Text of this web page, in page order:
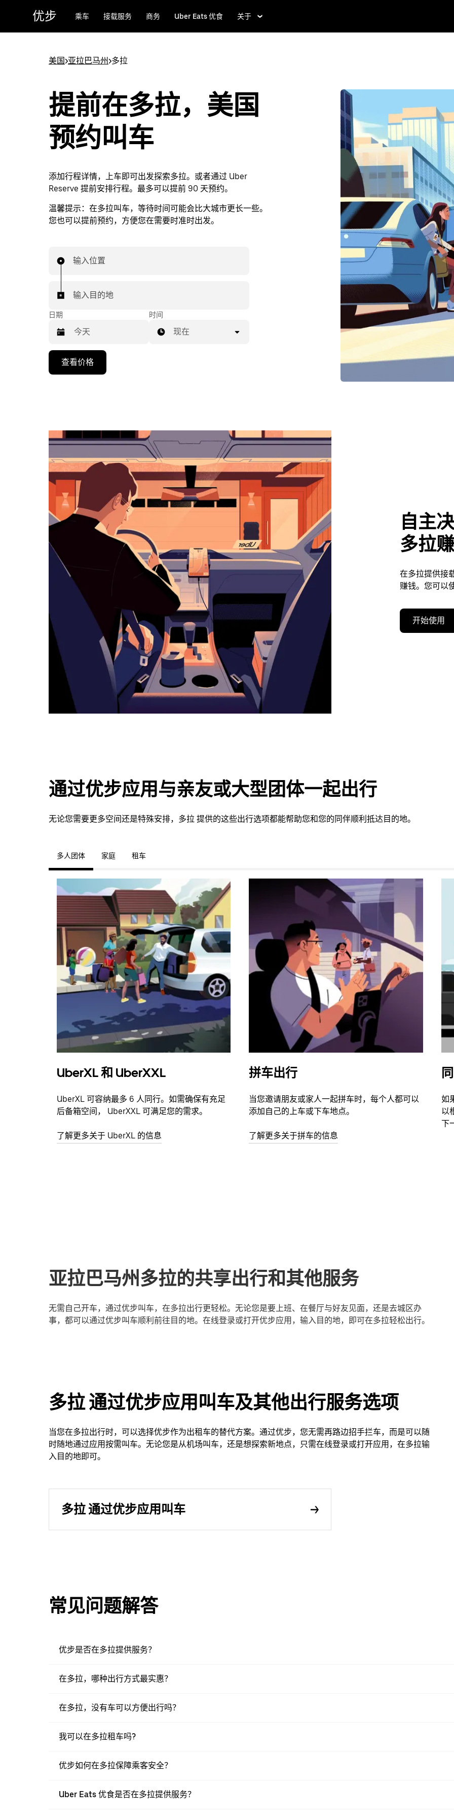
优步 乘车 接载服务 商务 Uber Eats 优食 关于
美国>亚拉巴马州>多拉
提前在多拉，美国
预约叫车
添加行程详情，上车即可出发探索多拉。或者通过 Uber
Reserve 提前安排行程。最多可以提前 90 天预约。
温馨提示： 在多拉叫车，等待时间可能会比大城市更长一些。
您也可以提前预约，方便您在需要时准时出发。
输入位置
输入目的地
日期
向
可
浏
览
日
历
择
期。
按
关
闭
日
历。
时间
现在
查看价格
自主
多拉
在多拉提供接
赚钱。您可以
开始使用
通过优步应用与亲友或大型团体一起出行
无论您需要更多空间还是特殊安排，多拉 提供的这些出行选项都能帮助您和您的同伴顺利抵达目的地。
多人团体 家庭 租车
UberXL 和 UberXXL
UberXL 可容纳最多 6 人同行。如需确保有充足
后备箱空间， UberXXL 可满足您的需求。
了解更多关于 UberXL 的信息
拼车出行
当您邀请朋友或家人一起拼车时，每个人都可以
添加自己的上车或下车地点。
了解更多关于拼车的信息
如
以
下
亚拉巴马州多拉的共享出行和其他服务
无需自己开车，通过优步叫车，在多拉出行更轻松。无论您是要上班、在餐厅与好友见面，还是去城区办
事，都可以通过优步叫车顺利前往目的地。在线登录或打开优步应用，输入目的地，即可在多拉轻松出行。
多拉 通过优步应用叫车及其他出行服务选项
当您在多拉出行时，可以选择优步作为出租车的替代方案。通过优步，您无需再路边招手拦车，而是可以随
时随地通过应用按需叫车。无论您是从机场叫车，还是想探索新地点，只需在线登录或打开应用，在多拉输
入目的地即可。
多拉 通过优步应用叫车
常见问题解答
优步是否在多拉提供服务？
在多拉，哪种出行方式最实惠？
在多拉，没有车可以方便出行吗？
我可以在多拉租车吗?
优步如何在多拉保障乘客安全？
Uber Eats 优食是否在多拉提供服务？